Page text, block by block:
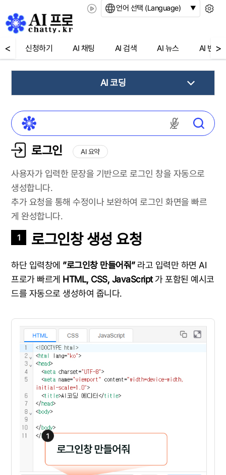
< 신청하기 AI 채팅 AI 검색 AI 뉴스 AI 번역
>
AI 코딩
로그인
마이크 권
AI 요약
사용자가 입력한 문장을 기반으로 로그인 창을 자동으로
생성합니다.
추가 요청을 통해 수정이나 보완하여 로그인 화면을 빠르
게 완성합니다.
1 로그인창 생성 요청
하단 입력창에 ”로그인창 만들어줘”라고 입력만 하면 AI
프로가 빠르게 HTML, CSS, JavaScript가 포함된 예시코
드를 자동으로 생성하여 줍니다.
언어 선택 (Language)